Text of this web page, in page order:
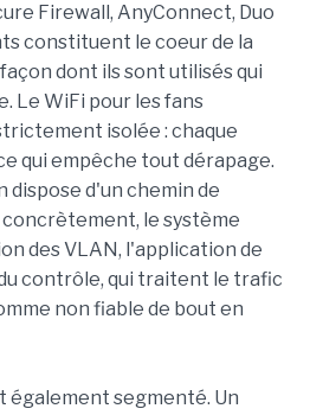
Firewall, AnyConnect, Duo
constituent le coeur de la
dont ils sont utilisés qui
Le WiFi pour les fans
isolée : chaque
qui empêche tout dérapage.
dispose d'un chemin de
le système
des VLAN, l'application de
contrôle, qui traitent le trafic
non fiable de bout en
également segmenté. Un